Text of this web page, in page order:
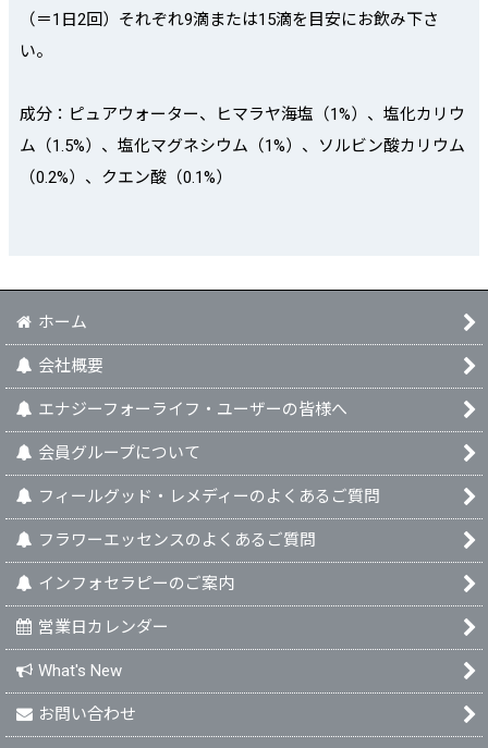
（＝1日2回）それぞれ9滴または15滴を目安にお飲み下さ
い。
成分：ピュアウォーター、ヒマラヤ海塩（1%）、塩化カリウ
ム（1.5%）、塩化マグネシウム（1%）、ソルビン酸カリウム
（0.2%）、クエン酸（0.1%）
ホーム
会社概要
エナジーフォーライフ・ユーザーの皆様へ
会員グループについて
フィールグッド・レメディーのよくあるご質問
フラワーエッセンスのよくあるご質問
インフォセラピーのご案内
営業日カレンダー
What's New
お問い合わせ